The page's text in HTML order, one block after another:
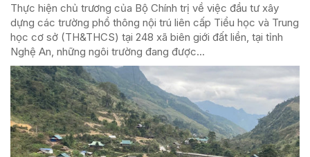
Thực hiện chủ trương của Bộ Chính trị về việc đầu tư xây
dựng các trường phổ thông nội trú liên cấp Tiểu học và Trung
học cơ sở (TH&THCS) tại 248 xã biên giới đất liền, tại tỉnh
Nghệ An, những ngôi trường đang được...